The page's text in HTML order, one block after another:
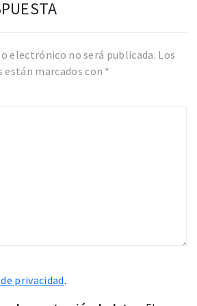
electrónico no será publicada. Los
marcados con *
privacidad.